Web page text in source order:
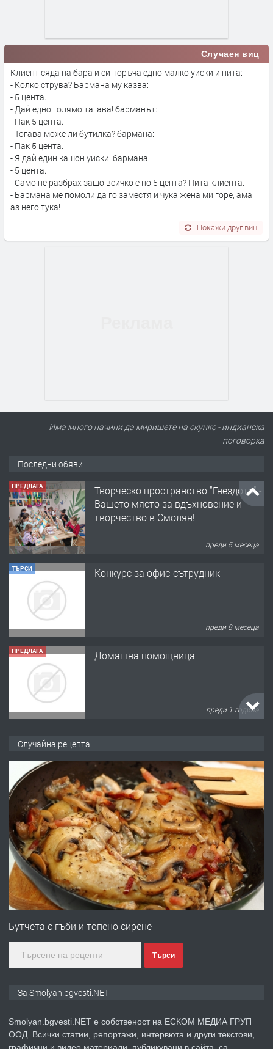
Случаен виц
Клиент сяда на бара и си поръча едно малко уиски и пита:
- Колко струва? Бармана му казва:
- 5 цента.
- Дай едно голямо тагава! барманът:
- Пак 5 цента.
- Тогава може ли бутилка? бармана:
- Пак 5 цента.
- Я дай един кашон уиски! бармана:
- 5 цента.
- Само не разбрах защо всичко е по 5 цента? Пита клиента.
- Бармана ме помоли да го заместя и чука жена ми горе, ама
аз него тука!
Покажи друг виц
Има много начини да миришете на скункс - индианска
поговорка
Последни обяви
ТЪРСИ Конкурс за офис-сътрудник
преди 8 месеца
ПРЕДЛАГА Домашна помощница
преди 1 година
ПРЕДЛАГА Къща в Марония, Гърция
преди 2 години
НЕГОВОТО КАЧЕСТВО
преди 2 години
ПРЕДЛАГА Имот в Северна Гърция, до Кавала
преди 2 години
ПРЕДЛАГА Иглолистни Пелети клас А1
преди 2 години
Случайна рецепта
Бутчета с гъби и топено сирене
Търси
За Smolyan.bgvesti.NET
Smolyan.bgvesti.NET е собственост на ЕСКОМ МЕДИА ГРУП
ООД. Всички статии, репортажи, интервюта и други текстови,